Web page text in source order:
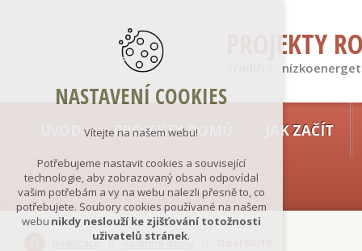
PROJEKTY
tradiční ·
PROJEKTY DOMŮ JAK ZAČÍT
Realizace Rodinné domy
NASTAVENÍ COOKIES
Vítejte na našem webu!
Potřebujeme nastavit cookies a související
technologie, aby zobrazovaný obsah odpovídal
vašim potřebám a vy na webu nalezli přesně to, co
potřebujete. Soubory cookies používané na našem
webu nikdy neslouží ke zjišťování totožnosti
uživatelů stránek.